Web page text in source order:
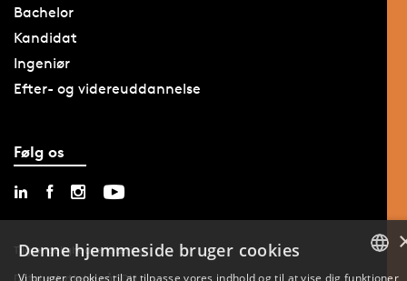
Bachelor
Kandidat
Ingeniør
Efter- og videreuddannelse
Følg os
Tilgængelighedserklæring
Databeskyttelse på SDU
Denne hjemmeside bruger cookies
Vi bruger cookies til at tilpasse vores indhold og til at vise dig funktioner